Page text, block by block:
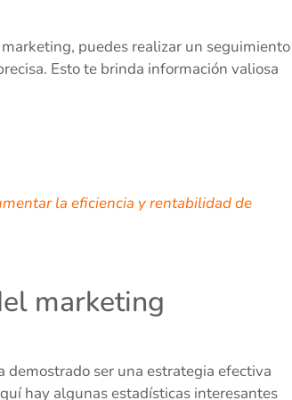
puedes realizar un seguimiento
Esto te brinda información valiosa
la eficiencia y rentabilidad de
marketing
demostrado ser una estrategia efectiva
hay algunas estadísticas interesantes